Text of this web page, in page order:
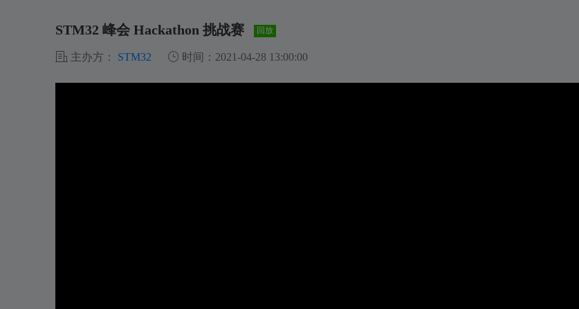
STM32 峰会 Hackathon 挑战赛 回放
主办方： STM32 时间：2021-04-28 13:00:00